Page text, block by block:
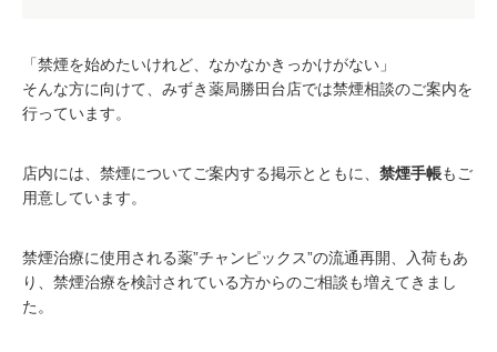
「禁煙を始めたいけれど、なかなかきっかけがない」
そんな方に向けて、みずき薬局勝田台店では禁煙相談のご案内を
行っています。
店内には、禁煙についてご案内する掲示とともに、 禁煙手帳もご
用意しています。
禁煙治療に使用される薬”チャンピックス”の流通再開、入荷もあ
り、禁煙治療を検討されている方からのご相談も増えてきまし
た。